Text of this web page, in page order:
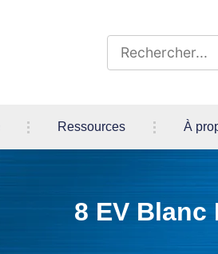
Ressources À
8 EV Blanc